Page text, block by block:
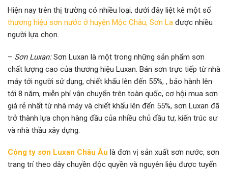
Hiện nay trên thị trường có nhiều loại, dưới đây liệt kê một số
thương hiệu sơn nước ở huyện Mộc Châu, Sơn La được nhiều
người lựa chọn.
– Sơn Luxan:Sơn Luxan là một trong những sản phẩm sơn
chất lượng cao của thương hiệu Luxan. Bán sơn trực tiếp từ nhà
máy tới người sử dụng, chiết khấu lên đến 55%, , bảo hành lên
tới 8 năm, miễn phí vận chuyển trên toàn quốc, cơ hội mua sơn
giá rẻ nhất từ nhà máy và chiết khấu lên đến 55%, sơn Luxan đã
trở thành lựa chọn hàng đầu của nhiều chủ đầu tư, kiến trúc sư
và nhà thầu xây dựng.
Công ty sơn Luxan Châu Âu là đơn vị sản xuất sơn nước, sơn
trang trí theo dây chuyền độc quyền và nguyên liệu được tuyển